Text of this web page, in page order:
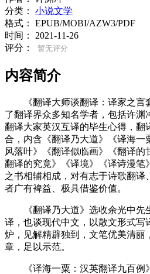
分类：
小说文学
格式：
EPUB/MOBI/AZW3/PDF
时间：
2021-11-26
评分：
暂无评分
内容简介
《翻译大师谈翻译：译家之
了翻译界众多知名学者，包括许渊
翻译大家英汉互译的毕生心得，翻
合，内含《翻译乃大道》《译海一
风落叶》《翻译似临画》《翻译的
翻译的究竟》《译境》《译诗漫笔
之书相辅相成，对有志于诗歌翻译、
者广有裨益、极具借鉴价值。
《翻译乃大道》选收余光中
译，也谈现代中文，以散文形式写
炉，见解精辟独到，文笔优美清丽
章，足以示范。
《译海一粟：汉英翻译九百